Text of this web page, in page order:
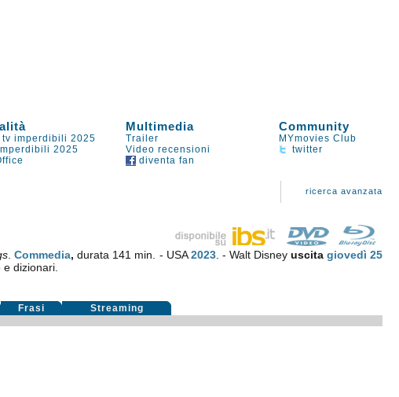
Multimedia Community
tv imperdibili 2025 Trailer
MYmovies Club
2025 Video recensioni
twitter
diventa fan
ricerca avanzata
.Commedia,durata 141 min. - USA2023. - Walt Disneyuscitagiovedì 25
dizionari.
Frasi Streaming